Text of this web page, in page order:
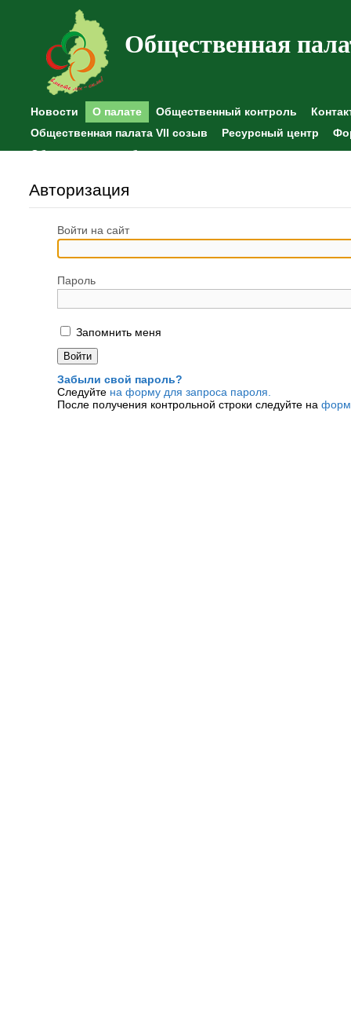
Общественная
Новости О палате Общественный контроль
Общественная палата VII созыв
Ресурсный центр
Общественные наблюдения
Авторизация
Войти на сайт
Пароль
Запомнить меня
Забыли свой пароль?
Следуйте на форму для запроса пароля.
После получения контрольной строки следуйте на